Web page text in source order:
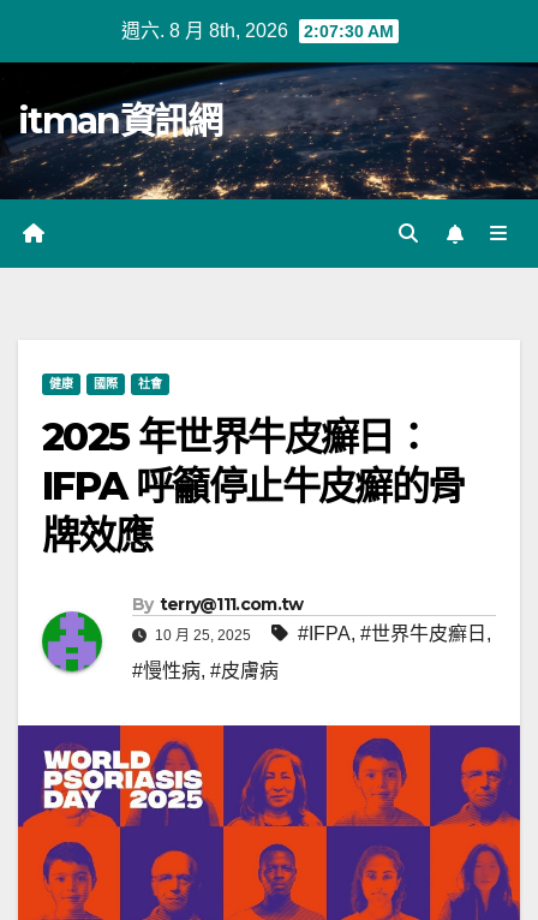
週六. 8 月 8th, 2026 2:07:31 AM
itman資訊網
健康 國際 社會
2025 年世界牛皮癬日：
IFPA 呼籲停止牛皮癬的骨
牌效應
By terry@111.com.tw
10 月 25, 2025 #IFPA, #世界牛皮癬日 ,
#慢性病, #皮膚病